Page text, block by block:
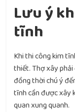
Lưu ý
tĩnh
Khi thi công kim
thiết. Thợ xây
đồng thời chú ý
tĩnh cần được xây
quan xung quanh.